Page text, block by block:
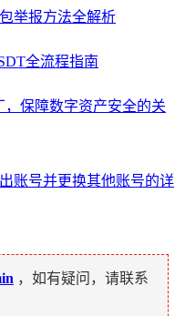
举报方法全解析
全流程指南
，保障数字资产安全的关
账号并更换其他账号的详
，如有疑问，请联系